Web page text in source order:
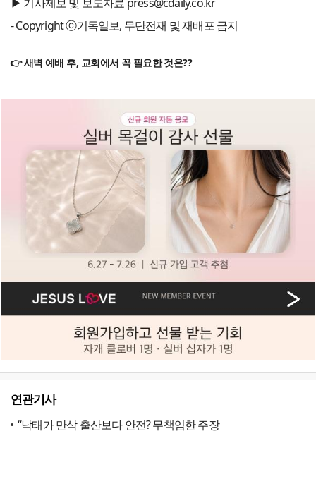
- Copyright ⓒ기독일보, 무단전재 및 재배포 금지
👉 새벽 예배 후, 교회에서 꼭 필요한 것은??
연관기사
“낙태가 만삭 출산보다 안전? 무책임한 주장